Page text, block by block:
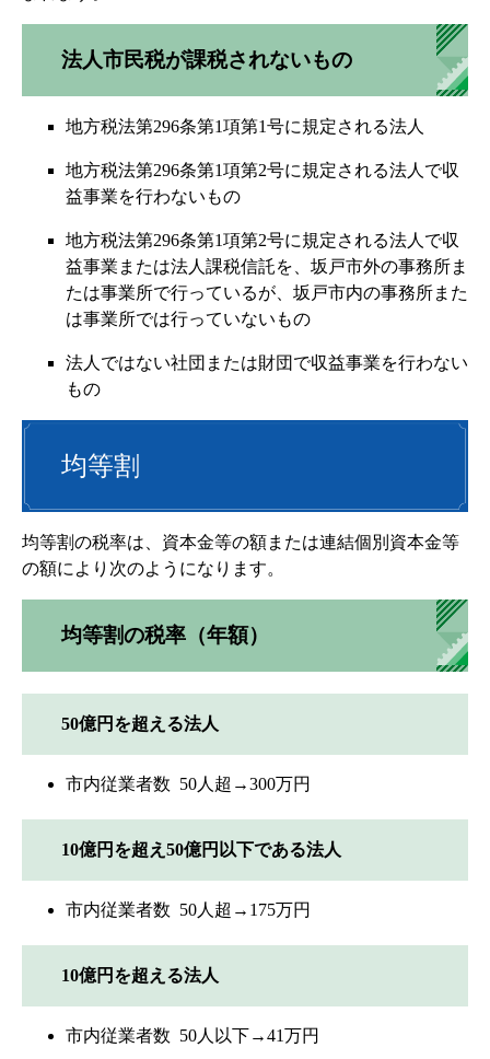
法人市民税が課税されないもの
地方税法第296条第1項第1号に規定される法人
地方税法第296条第1項第2号に規定される法人で収
益事業を行わないもの
地方税法第296条第1項第2号に規定される法人で収
益事業または法人課税信託を、坂戸市外の事務所ま
たは事業所で行っているが、坂戸市内の事務所また
は事業所では行っていないもの
法人ではない社団または財団で収益事業を行わない
もの
均等割
均等割の税率は、資本金等の額または連結個別資本金等
の額により次のようになります。
均等割の税率（年額）
50億円を超える法人
市内従業者数 50人超→300万円
10億円を超え50億円以下である法人
市内従業者数 50人超→175万円
10億円を超える法人
市内従業者数 50人以下→41万円